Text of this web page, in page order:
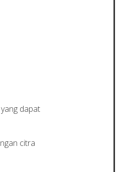
dapat
citra